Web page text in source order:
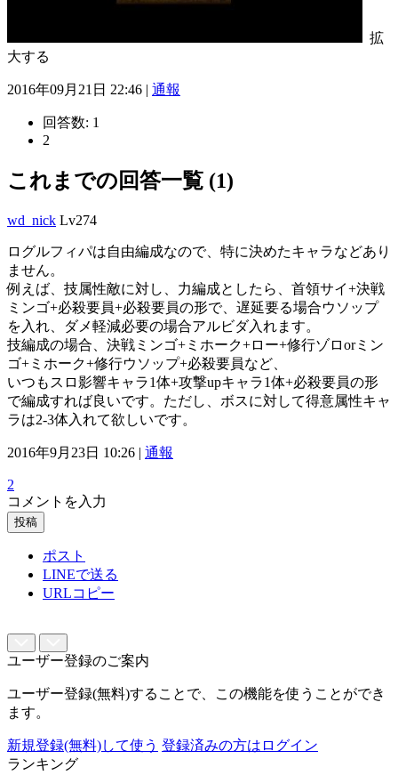
拡
大する
2016年09月21日 22:46 | 通報
回答数: 1
2
これまでの回答一覧 (1)
wd_nick Lv274
ログルフィパは自由編成なので、特に決めたキャラなどあり
ません。
例えば、技属性敵に対し、力編成としたら、首領サイ+決戦
ミンゴ+必殺要員+必殺要員の形で、遅延要る場合ウソップ
を入れ、ダメ軽減必要の場合アルビダ入れます。
技編成の場合、決戦ミンゴ+ミホーク+ロー+修行ゾロorミン
ゴ+ミホーク+修行ウソップ+必殺要員など、
いつもスロ影響キャラ1体+攻撃upキャラ1体+必殺要員の形
で編成すれば良いです。ただし、ボスに対して得意属性キャ
ラは2-3体入れて欲しいです。
2016年9月23日 10:26 | 通報
2
コメントを入力
投稿
ポスト
LINEで送る
URLコピー
ユーザー登録のご案内
ユーザー登録(無料)することで、この機能を使うことができ
ます。
新規登録(無料)して使う 登録済みの方はログイン
ランキング